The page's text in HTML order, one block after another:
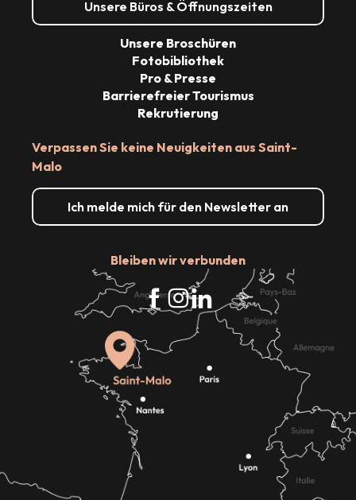
Unsere Büros & Öffnungszeiten
Verpassen Sie keine Neuigkeiten aus Saint-
Malo
Ich melde mich für den Newsletter an
Bleiben wir verbunden
Unsere Broschüren
Fotobibliothek
Pro & Presse
Barrierefreier Tourismus
Rekrutierung